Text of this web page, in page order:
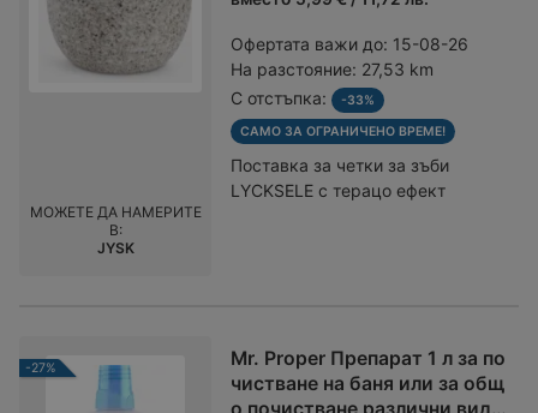
Офертата важи до: 15-08-26
На разстояние: 27,53 km
С отстъпка:
-33%
САМО ЗА ОГРАНИЧЕНО ВРЕМЕ!
Поставка за четки за зъби
LYCKSELE с терацо ефект
МОЖЕТЕ ДА НАМЕРИТЕ
В:
JYSK
-27%
Mr. Proper Препарат 1 л за по
чистване на баня или за общ